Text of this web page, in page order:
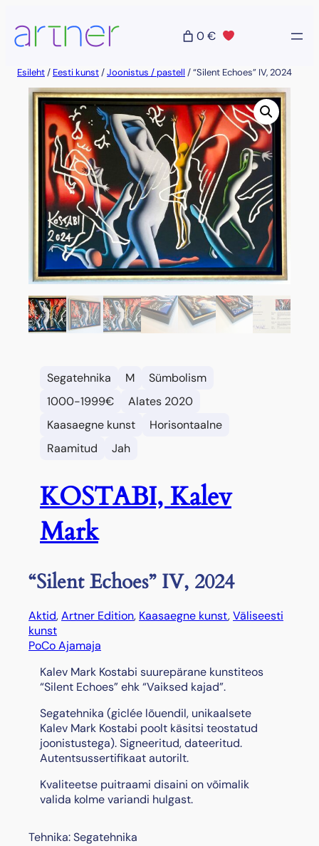
sisu
juurde
0 €
Esileht/ Eesti kunst/Joonistus / pastell / “Silent Echoes” IV, 2024
Segatehnika M
Sümbolism
1000-1999€
Alates 2020
Kaasaegne kunst
Horisontaalne
Raamitud
Jah
KOSTABI, Kalev
Mark
“Silent Echoes” IV, 2024
Aktid, Artner Edition, Kaasaegne kunst, Väliseesti
kunst
PoCo Ajamaja
Kalev Mark Kostabi suurepärane kunstiteos
“Silent Echoes” ehk “Vaiksed kajad”.
Segatehnika (giclée lõuendil, unikaalsete
Kalev Mark Kostabi poolt käsitsi teostatud
joonistustega). Signeeritud, dateeritud.
Autentsussertifikaat autorilt.
Kvaliteetse puitraami disaini on võimalik
valida kolme variandi hulgast.
Tehnika: Segatehnika